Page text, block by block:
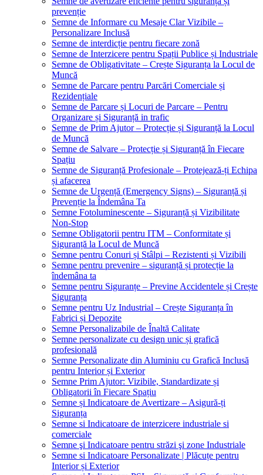
prevenție
Semne de Informare cu Mesaje Clar Vizibile –
Personalizare Inclusă
Semne de interdicție pentru fiecare zonă
Semne de Interzicere pentru Spații Publice și Industriale
Semne de Obligativitate – Crește Siguranța la Locul de
Muncă
Semne de Parcare pentru Parcări Comerciale și
Rezidențiale
Semne de Parcare și Locuri de Parcare – Pentru
Organizare și Siguranță in trafic
Semne de Prim Ajutor – Protecție și Siguranță la Locul
de Muncă
Semne de Salvare – Protecție și Siguranță în Fiecare
Spațiu
Semne de Siguranță Profesionale – Protejează-ți Echipa
și afacerea
Semne de Urgență (Emergency Signs) – Siguranță și
Prevenție la Îndemâna Ta
Semne Fotoluminescente – Siguranță și Vizibilitate
Non-Stop
Semne Obligatorii pentru ITM – Conformitate și
Siguranță la Locul de Muncă
Semne pentru Conuri și Stâlpi – Rezistenti și Vizibili
Semne pentru prevenire – siguranță și protecție la
îndemâna ta
Semne pentru Siguranțe – Previne Accidentele și Crește
Siguranța
Semne pentru Uz Industrial – Crește Siguranța în
Fabrici și Depozite
Semne Personalizabile de Înaltă Calitate
Semne personalizate cu design unic și grafică
profesională
Semne Personalizate din Aluminiu cu Grafică Inclusă
pentru Interior și Exterior
Semne Prim Ajutor: Vizibile, Standardizate și
Obligatorii în Fiecare Spațiu
Semne și Indicatoare de Avertizare – Asigură-ți
Siguranța
Semne si Indicatoare de interzicere industriale si
comerciale
Semne şi Indicatoare pentru străzi şi zone Industriale
Semne si Indicatoare Personalizate | Plăcuțe pentru
Interior și Exterior